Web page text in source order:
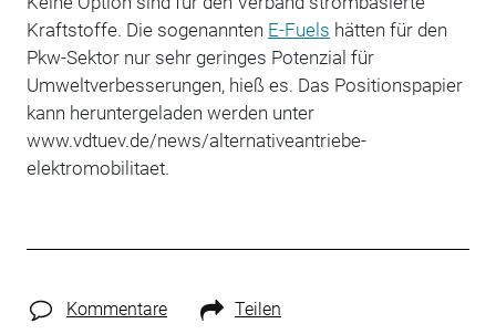
Kraftstoffe. Die sogenannten E-Fuels hätten für den
Pkw-Sektor nur sehr geringes Potenzial für
Umweltverbesserungen, hieß es. Das Positionspapier
kann heruntergeladen werden unter
www.vdtuev.de/news/alternativeantriebe-
elektromobilitaet.
Kommentare Teilen